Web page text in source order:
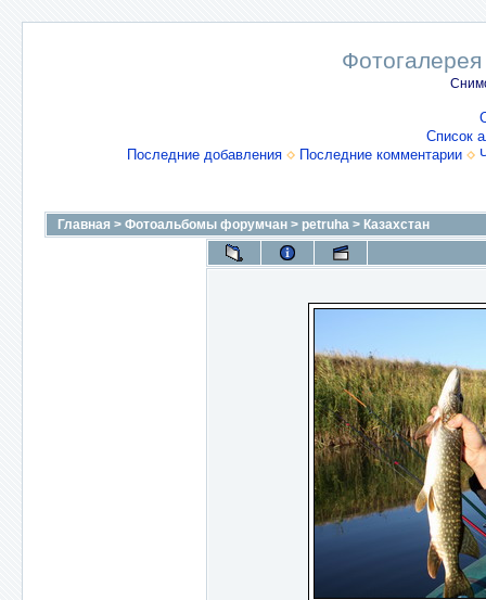
Список
Последние добавления
Последние комментарии
Главная > Фотоальбомы форумчан > petruha > Казахстан